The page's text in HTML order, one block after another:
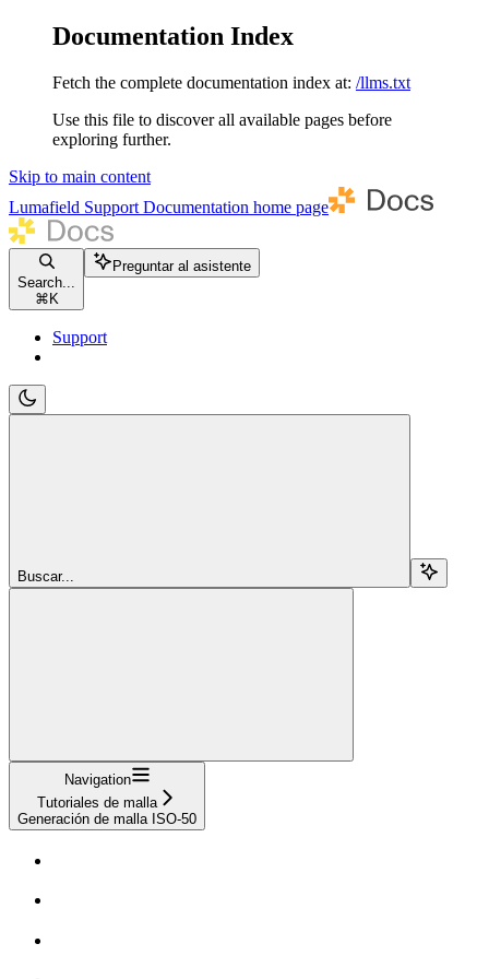
Documentation Index
Fetch the complete documentation index at: /llms.txt
Use this file to discover all available pages before
exploring further.
Skip to main content
Lumafield Support Documentation home page
Search...
⌘ K
Preguntar al asistente
Support
Buscar...
Navigation
Tutoriales de malla
Generación de malla ISO-50